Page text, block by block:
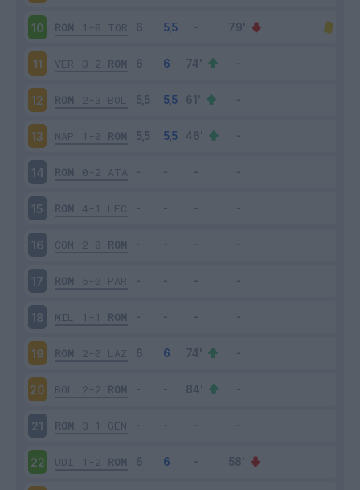
10 ROM 1-0 TOR
11 VER 3-2 ROM
12 ROM 2-3 BOL
13 NAP 1-0 ROM
14 ROM 0-2 ATA
15 ROM 4-1 LEC
16 COM 2-0 ROM
17 ROM 5-0 PAR
18 MIL 1-1 ROM
19 ROM 2-0 LAZ
20 BOL 2-2 ROM
21 ROM 3-1 GEN
22 UDI 1-2 ROM